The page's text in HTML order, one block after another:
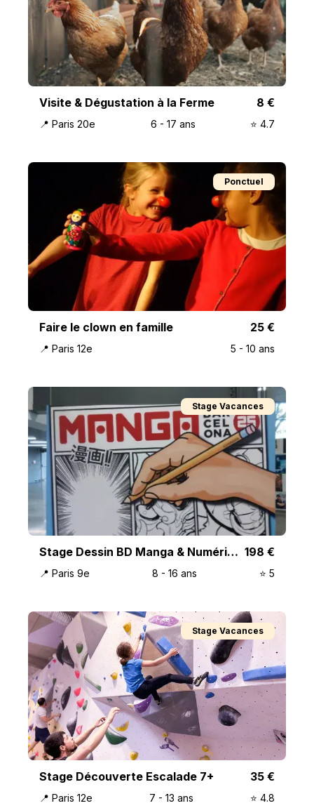
Visite & Dégustation à la Ferme 8 €
📍 Paris 20e 6 - 17 ans ⭐️ 4.7
Ponctuel
Faire le clown en famille 25 €
📍 Paris 12e 5 - 10 ans
Stage Vacances
Stage Dessin BD Manga & Numérique 198 €
📍 Paris 9e 8 - 16 ans ⭐️ 5
Stage Vacances
Stage Découverte Escalade 7+ 35 €
📍 Paris 12e 7 - 13 ans ⭐️ 4.8